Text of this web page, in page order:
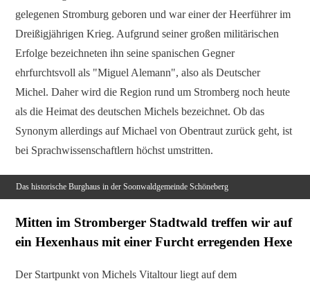
gelegenen Stromburg geboren und war einer der Heerführer im
Dreißigjährigen Krieg. Aufgrund seiner großen militärischen
Erfolge bezeichneten ihn seine spanischen Gegner
ehrfurchtsvoll als "Miguel Alemann", also als Deutscher
Michel. Daher wird die Region rund um Stromberg noch heute
als die Heimat des deutschen Michels bezeichnet. Ob das
Synonym allerdings auf Michael von Obentraut zurück geht, ist
bei Sprachwissenschaftlern höchst umstritten.
Das historische Burghaus in der Soonwaldgemeinde Schöneberg
Mitten im Stromberger Stadtwald treffen wir auf
ein Hexenhaus mit einer Furcht erregenden Hexe
Der Startpunkt von Michels Vitaltour liegt auf dem